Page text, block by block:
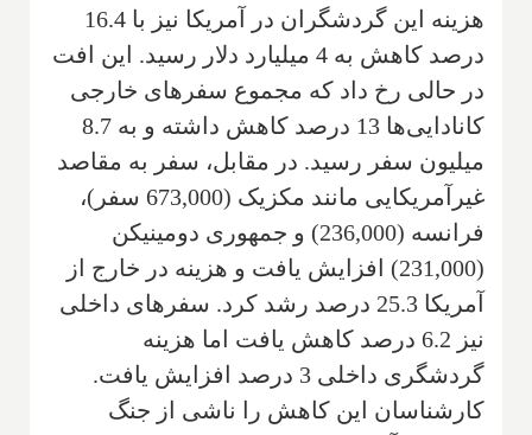
هزینه این گردشگران در آمریکا نیز با 16.4
درصد کاهش به 4 میلیارد دلار رسید. این افت
در حالی رخ داد که مجموع سفرهای خارجی
کانادایی‌ها 13 درصد کاهش داشته و به 8.7
میلیون سفر رسید. در مقابل، سفر به مقاصد
غیرآمریکایی مانند مکزیک (673,000 سفر)،
فرانسه (236,000) و جمهوری دومینیکن
(231,000) افزایش یافت و هزینه در خارج از
آمریکا 25.3 درصد رشد کرد. سفرهای داخلی
نیز 6.2 درصد کاهش یافت اما هزینه
گردشگری داخلی 3 درصد افزایش یافت.
کارشناسان این کاهش را ناشی از جنگ